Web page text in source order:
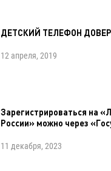
ДЕТСКИЙ ТЕЛЕФОН
12 апреля, 2019
Зарегистрироваться на
России» можно через
11 декабря, 2023